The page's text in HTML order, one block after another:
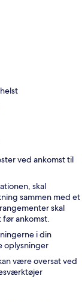
ved ankomst til
skal
sammen med et
skal
ankomst.
i din
oplysninger
være oversat ved